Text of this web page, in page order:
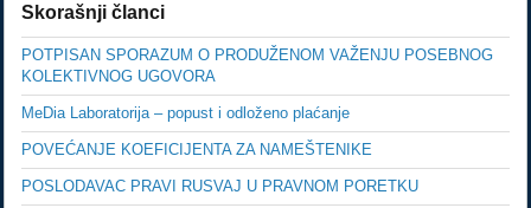
Skorašnji članci
POTPISAN SPORAZUM O PRODUŽENOM VAŽENJU POSEBNOG
KOLEKTIVNOG UGOVORA
MeDia Laboratorija – popust i odloženo plaćanje
POVEĆANJE KOEFICIJENTA ZA NAMEŠTENIKE
POSLODAVAC PRAVI RUSVAJ U PRAVNOM PORETKU